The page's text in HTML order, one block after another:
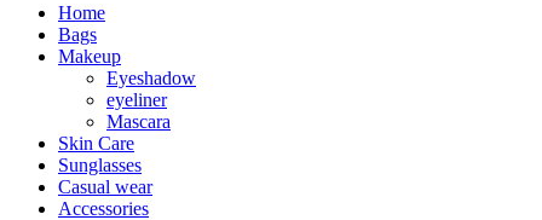
Home
Bags
Makeup
Eyeshadow
eyeliner
Mascara
Skin Care
Sunglasses
Casual wear
Accessories